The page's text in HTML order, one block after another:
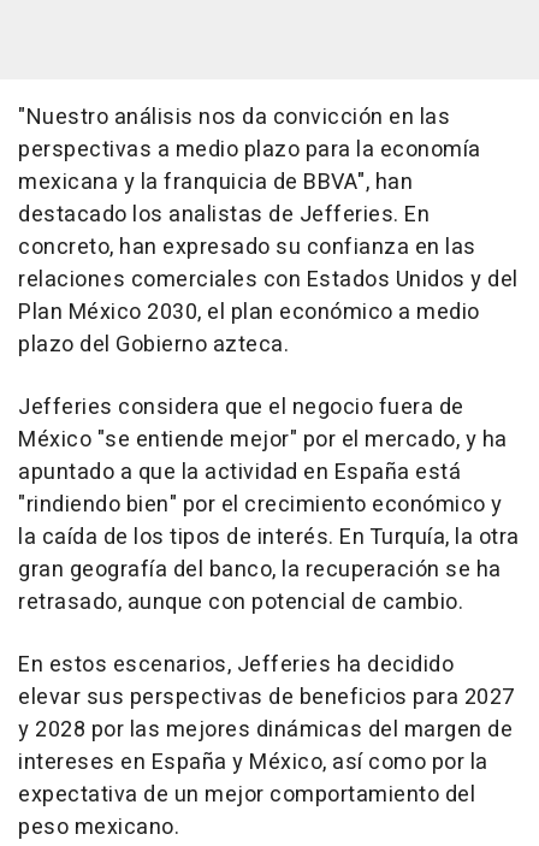
"Nuestro análisis nos da convicción en las
perspectivas a medio plazo para la economía
mexicana y la franquicia de BBVA", han
destacado los analistas de Jefferies. En
concreto, han expresado su confianza en las
relaciones comerciales con Estados Unidos y del
Plan México 2030, el plan económico a medio
plazo del Gobierno azteca.
Jefferies considera que el negocio fuera de
México "se entiende mejor" por el mercado, y ha
apuntado a que la actividad en España está
"rindiendo bien" por el crecimiento económico y
la caída de los tipos de interés. En Turquía, la otra
gran geografía del banco, la recuperación se ha
retrasado, aunque con potencial de cambio.
En estos escenarios, Jefferies ha decidido
elevar sus perspectivas de beneficios para 2027
y 2028 por las mejores dinámicas del margen de
intereses en España y México, así como por la
expectativa de un mejor comportamiento del
peso mexicano.